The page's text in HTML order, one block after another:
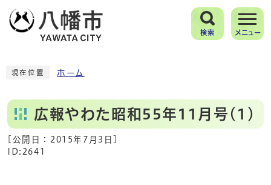
検索 メニュー
現在位置 ホーム
広報やわた昭和55年11月号(1)
[公開日： 2015年7月3日
ID:2641